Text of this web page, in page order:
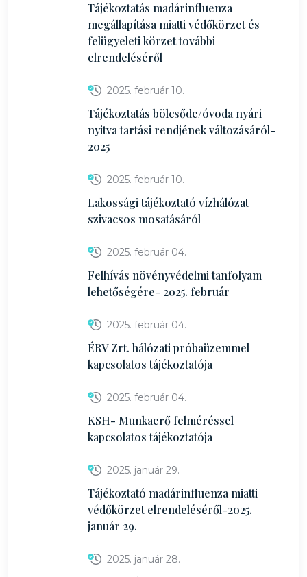
Tájékoztatás madárinfluenza
megállapítása miatti védőkörzet és
felügyeleti körzet további
elrendeléséről
2025. február 10.
Tájékoztatás bölcsőde/óvoda nyári
nyitva tartási rendjének változásáról-
2025
2025. február 10.
Lakossági tájékoztató vízhálózat
szivacsos mosatásáról
2025. február 04.
Felhívás növényvédelmi tanfolyam
lehetőségére- 2025. február
2025. február 04.
ÉRV Zrt. hálózati próbaüzemmel
kapcsolatos tájékoztatója
2025. február 04.
KSH- Munkaerő felméréssel
kapcsolatos tájékoztatója
2025. január 29.
Tájékoztató madárinfluenza miatti
védőkörzet elrendeléséről-2025.
január 29.
2025. január 28.